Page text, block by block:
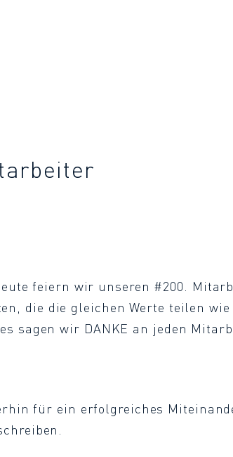
feiern wir unseren #200.
die die gleichen Werte teilen
sagen wir DANKE an jeden
für ein erfolgreiches